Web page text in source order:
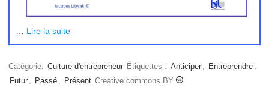
Lire la suite
Catégorie: Culture d'entrepreneur Étiquettes : Anticiper Entreprendre
Futur
Passé Présent Creative commons BY